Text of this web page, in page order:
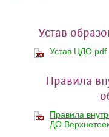
Устав
Устав ЦДО.pdf
Правила
Правила
ДО